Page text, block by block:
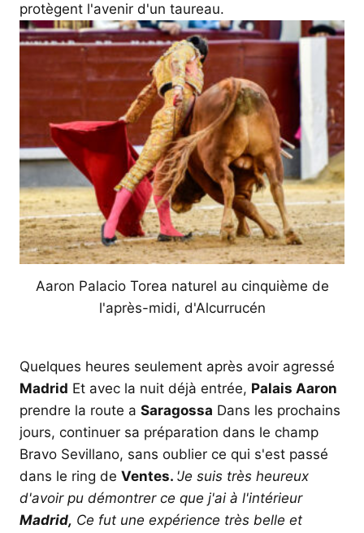
protègent l'avenir d'un taureau.
Aaron Palacio Torea naturel au cinquième de
l'après-midi, d'Alcurrucén
Quelques heures seulement après avoir agressé
Madrid Et avec la nuit déjà entrée, Palais Aaron
prendre la route a Saragossa Dans les prochains
jours, continuer sa préparation dans le champ
Bravo Sevillano, sans oublier ce qui s'est passé
dans le ring de Ventes. 'Je suis très heureux
d'avoir pu démontrer ce que j'ai à l'intérieur
Madrid, Ce fut une expérience très belle et